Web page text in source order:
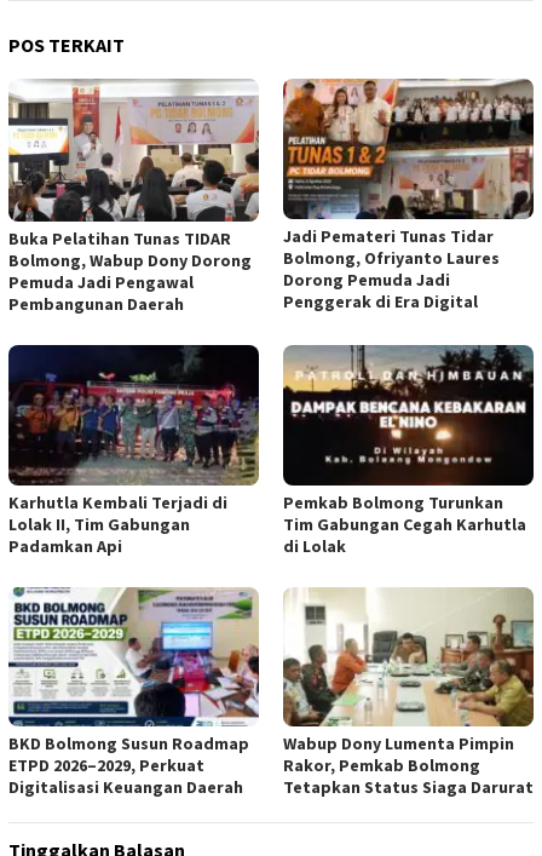
POS TERKAIT
Buka Pelatihan Tunas TIDAR
Bolmong, Wabup Dony Dorong
Pemuda Jadi Pengawal
Pembangunan Daerah
Jadi Pemateri Tunas Tidar
Bolmong, Ofriyanto Laures
Dorong Pemuda Jadi
Penggerak di Era Digital
Karhutla Kembali Terjadi di
Lolak II, Tim Gabungan
Padamkan Api
Pemkab Bolmong Turunkan
Tim Gabungan Cegah Karhutla
di Lolak
BKD Bolmong Susun Roadmap
ETPD 2026–2029, Perkuat
Digitalisasi Keuangan Daerah
Wabup Dony Lumenta Pimpin
Rakor, Pemkab Bolmong
Tetapkan Status Siaga Darurat
Tinggalkan Balasan